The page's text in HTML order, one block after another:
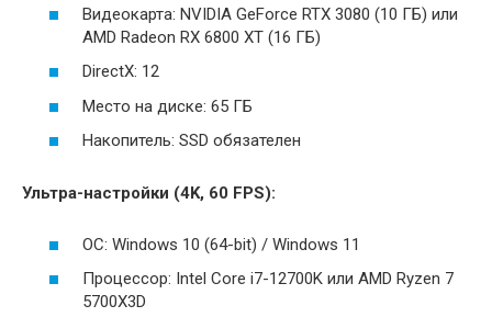
Видеокарта: NVIDIA GeForce RTX 3080 (10 ГБ) или
AMD Radeon RX 6800 XT (16 ГБ)
DirectX: 12
Место на диске: 65 ГБ
Накопитель: SSD обязателен
Ультра-настройки (4K, 60 FPS):
ОС: Windows 10 (64-bit) / Windows 11
Процессор: Intel Core i7-12700K или AMD Ryzen 7
5700X3D